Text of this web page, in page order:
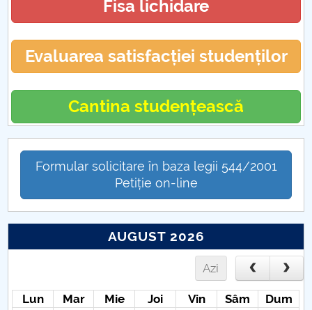
Fisa lichidare
Evaluarea satisfacției studenților
Cantina studențească
Formular solicitare în baza legii 544/2001
Petiție on-line
AUGUST 2026
Azi
Lun Mar Mie Joi Vin Sâm
Dum